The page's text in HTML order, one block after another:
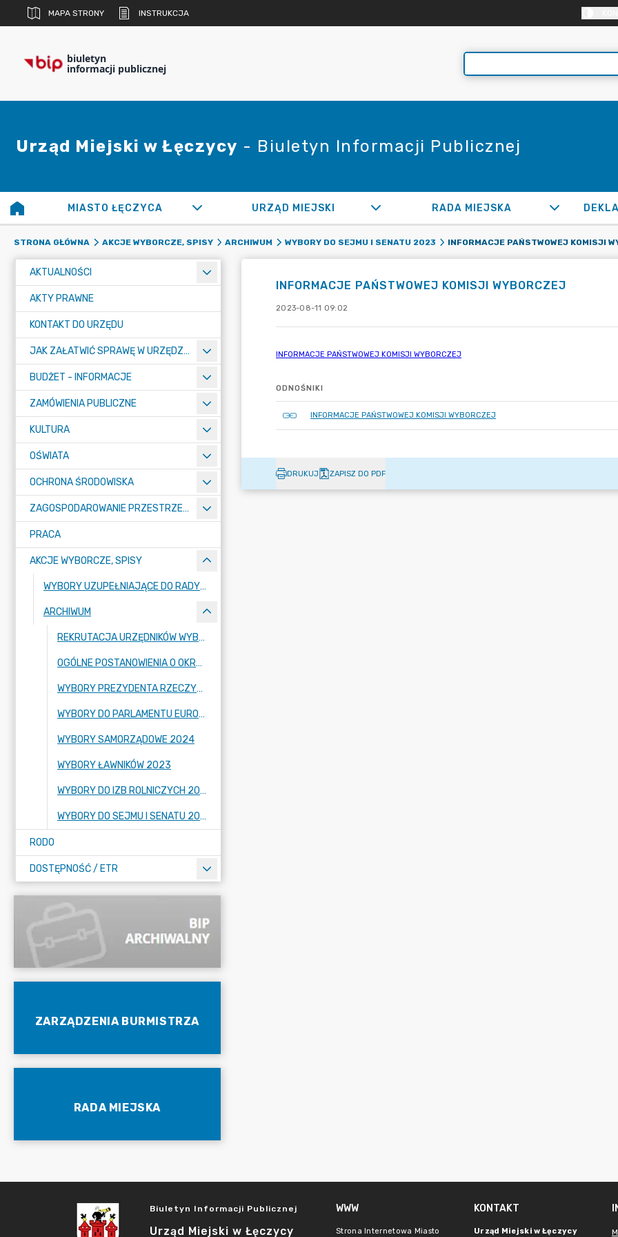
MAPA STRONY INSTRUKCJA
biuletyn
informacji publicznej
Urząd Miejski w Łęczycy - Biuletyn Informacji Publicznej
MIASTO ŁĘCZYCA URZĄD MIEJSKI RADA MIEJSKA
STRONA GŁÓWNA AKCJE WYBORCZE, SPISY ARCHIWUM WYBORY DO SEJMU I SENATU 2023
AKTUALNOŚCI
AKTY PRAWNE
KONTAKT DO URZĘDU
JAK ZAŁATWIĆ SPRAWĘ W URZĘDZIE
BUDŻET - INFORMACJE
ZAMÓWIENIA PUBLICZNE
KULTURA
OŚWIATA
OCHRONA ŚRODOWISKA
ZAGOSPODAROWANIE PRZESTRZENNE
PRACA
AKCJE WYBORCZE, SPISY
WYBORY UZUPEŁNIAJĄCE DO RADY MIEJSKIEJ W ŁĘCZYCY
ARCHIWUM
REKRUTACJA URZĘDNIKÓW WYBORCZYCH
OGÓLNE POSTANOWIENIA O OKRĘGACH I OBWODACH
WYBORY PREZYDENTA RZECZYPOSPOLITEJ POLSKIEJ 2025
WYBORY DO PARLAMENTU EUROPEJSKIEGO
WYBORY SAMORZĄDOWE 2024
WYBORY ŁAWNIKÓW 2023
WYBORY DO IZB ROLNICZYCH 2023
WYBORY DO SEJMU I SENATU 2023
RODO
DOSTĘPNOŚĆ / ETR
ZARZĄDZENIA BURMISTRZA
RADA MIEJSKA
INFORMACJE PAŃSTWOWEJ KOMISJI WYBORCZEJ
2023-08-11 09:02
ODNOŚNIKI
INFORMACJE PAŃSTWOWEJ KOMISJI WYBORCZEJ
DRUKUJ ZAPISZ DO PDF
Biuletyn Informacji Publicznej
Urząd Miejski w Łęczycy
WWW
Strona Internetowa Miasto
KONTAKT
Urząd Miejski w Łęczycy